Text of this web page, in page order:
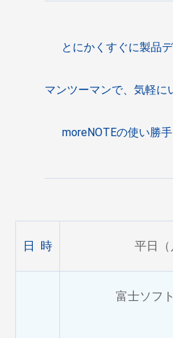
とにかくすぐに製品
マンツーマンで、気軽に
moreNOTEの使い勝
日 時 平日（
富士ソフ